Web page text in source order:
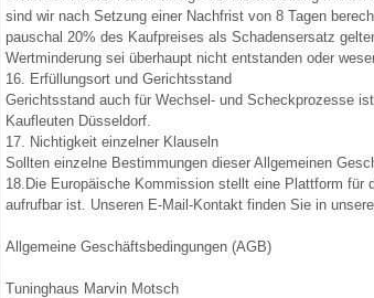
sind wir nach Setzung einer Nachfrist von 8 Tagen
pauschal 20% des Kaufpreises als Schadensersatz
Wertminderung sei überhaupt nicht entstanden oder
16. Erfüllungsort und Gerichtsstand
Gerichtsstand auch für Wechsel- und Scheckprozesse
Kaufleuten Düsseldorf.
17. Nichtigkeit einzelner Klauseln
Sollten einzelne Bestimmungen dieser Allgemeinen
18.Die Europäische Kommission stellt eine Plattform für
aufrufbar ist. Unseren E-Mail-Kontakt finden Sie in
Allgemeine Geschäftsbedingungen (AGB)
Tuninghaus Marvin Motsch